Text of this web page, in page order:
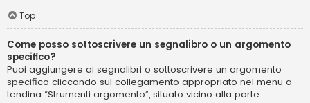
Top
Come posso sottoscrivere un segnalibro o un argomento
specifico?
Puoi aggiungere ai segnalibri o sottoscrivere un argomento
specifico cliccando sul collegamento appropriato nel menu a
tendina “Strumenti argomento”, situato vicino alla parte